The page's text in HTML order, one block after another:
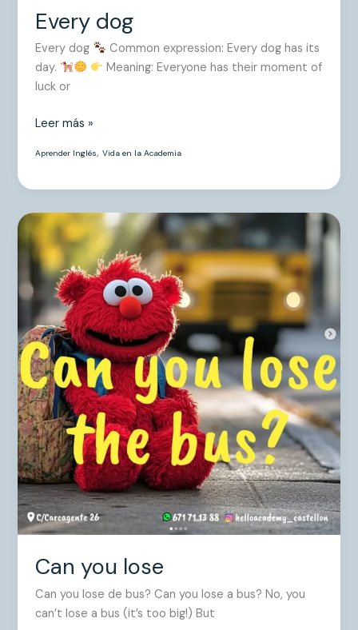
Every dog
Every dog
Common expression: Every dog has its
day.
Meaning: Everyone has their moment of
luck or
Leer más »
Aprender Inglés,Vida en la Academia
Can you lose
Can you lose de bus? Can you lose a bus? No, you
can’t lose a bus (it’s too big!) But
Can
you
lose